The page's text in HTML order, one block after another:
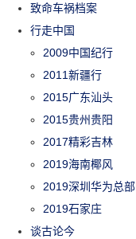
致命车祸档案
行走中国
2009中国纪行
2011新疆行
2015广东汕头
2015贵州贵阳
2017精彩吉林
2019海南椰风
2019深圳华为总部
2019石家庄
谈古论今